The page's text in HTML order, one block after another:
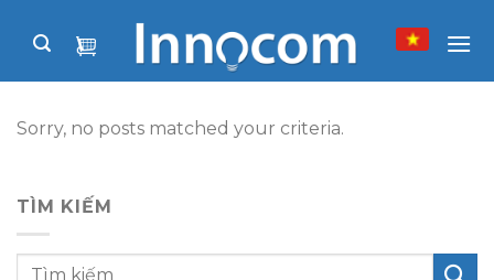
Sorry, no posts matched your criteria.
TÌM KIẾM